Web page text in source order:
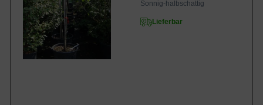
Sonnig-halbschattig
Lieferbar